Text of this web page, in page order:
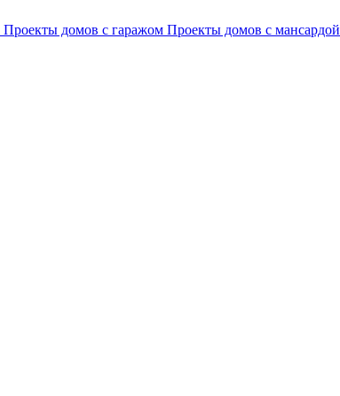
Проекты домов с гаражом Проекты домов с мансардой